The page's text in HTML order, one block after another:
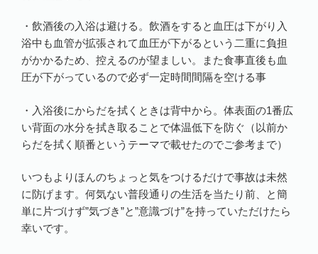
・飲酒後の入浴は避ける。飲酒をすると血圧は下がり入
浴中も血管が拡張されて血圧が下がるという二重に負担
がかかるため、控えるのが望ましい。また食事直後も血
圧が下がっているので必ず一定時間間隔を空ける事
・入浴後にからだを拭くときは背中から。体表面の1番広
い背面の水分を拭き取ることで体温低下を防ぐ（以前か
らだを拭く順番というテーマで載せたのでご参考まで）
いつもよりほんのちょっと気をつけるだけで事故は未然
に防げます。何気ない普段通りの生活を当たり前、と簡
単に片づけず”気づき”と”意識づけ”を持っていただけたら
幸いです。